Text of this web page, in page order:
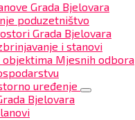
Grada Bjelovara
poduzetništvo
Grada Bjelovara
i stanovi
objektima Mjesnih odbora
uređenje
Bjelovara